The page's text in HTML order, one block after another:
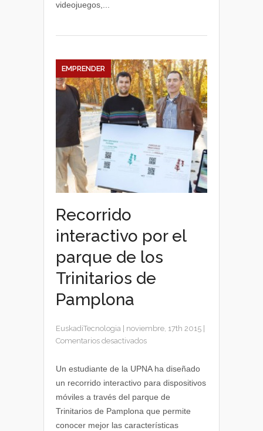
videojuegos,...
EMPRENDER
Recorrido
interactivo por el
parque de los
Trinitarios de
Pamplona
EuskadiTecnologia noviembre, 17th 2015
Comentarios desactivadosen
interactivo
parque
de
los
Un estudiante de la UPNA ha diseñado
un recorrido interactivo para dispositivos
móviles a través del parque de
Trinitarios de Pamplona que permite
conocer mejor las características